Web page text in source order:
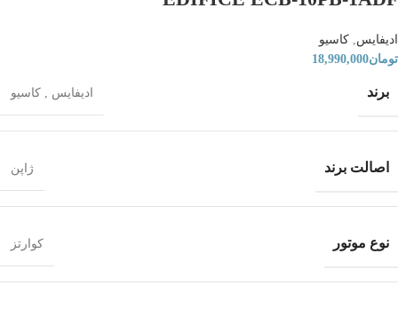
ادیفایس کاسیو
تومان18,990,000
برند ادیفایس کاسیو
اصالت برند ژاپن
نوع موتور کوارتز